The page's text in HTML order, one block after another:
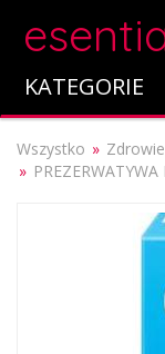
KATEGORIE
Wszystko Zdrowie